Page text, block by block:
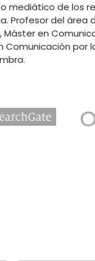
mediático de los
Profesor del área
Máster en
por